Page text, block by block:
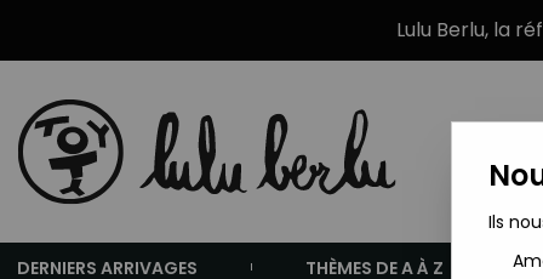
Lulu Berlu, la
DERNIERS ARRIVAGES THÈMES DE A À Z
Ils